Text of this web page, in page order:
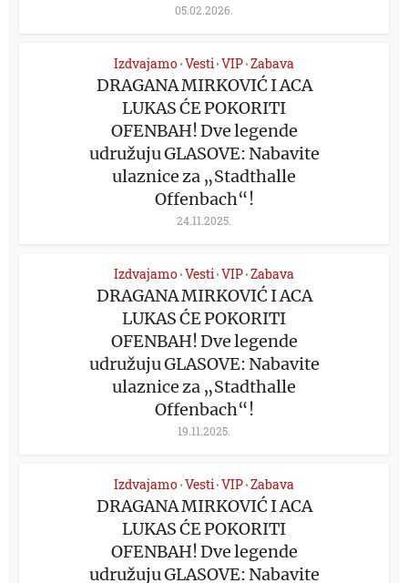
05.02.2026.
Izdvajamo•Vesti•VIP•Zabava
DRAGANA MIRKOVIĆ I ACA
LUKAS ĆE POKORITI
OFENBAH! Dve legende
udružuju GLASOVE: Nabavite
ulaznice za „Stadthalle
Offenbach“!
24.11.2025.
Izdvajamo•Vesti•VIP•Zabava
DRAGANA MIRKOVIĆ I ACA
LUKAS ĆE POKORITI
OFENBAH! Dve legende
udružuju GLASOVE: Nabavite
ulaznice za „Stadthalle
Offenbach“!
19.11.2025.
Izdvajamo•Vesti•VIP•Zabava
DRAGANA MIRKOVIĆ I ACA
LUKAS ĆE POKORITI
OFENBAH! Dve legende
udružuju GLASOVE: Nabavite